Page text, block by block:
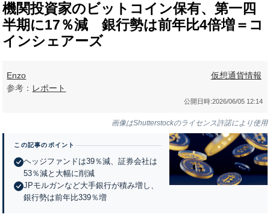
機関投資家のビットコイン保有、第一四
半期に17％減 銀行勢は前年比4倍増＝コ
インシェアーズ
Enzo
参考： レポート
仮想通貨情報
公開日時:2026/06/05 12:14
画像はShutterstockのライセンス許諾により使用
この記事のポイント
ヘッジファンドは39％減、証券会社は
53％減と大幅に削減
JPモルガンなど大手銀行が積み増し、
銀行勢は前年比339％増